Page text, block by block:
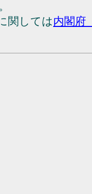
関しては内閣府